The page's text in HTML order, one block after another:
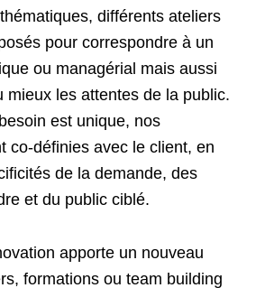
différents ateliers
pour correspondre à un
ou managérial mais aussi
mieux les attentes de la public.
est unique, nos
co-définies avec le client, en
de la demande, des
et du public ciblé.
apporte un nouveau
formations ou team building